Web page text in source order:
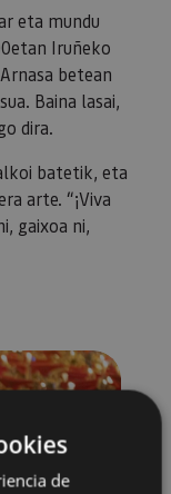
eta mundu
Iruñeko
betean
Baina lasai,
dira.
batetik, eta
arte. “¡Viva
gaixoa ni,
de